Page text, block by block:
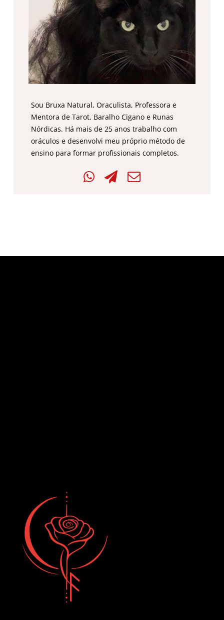
Sou Bruxa Natural, Oraculista, Professora e
Mentora de Tarot, Baralho Cigano e Runas
Nórdicas. Há mais de 25 anos trabalho com
oráculos e desenvolvi meu próprio método de
ensino para formar profissionais completos.